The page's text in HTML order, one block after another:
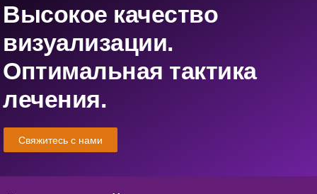
Высокое качество
визуализации.
Оптимальная тактика
лечения.
Свяжитесь с нами